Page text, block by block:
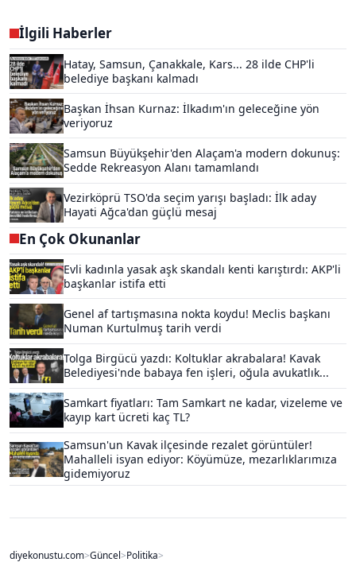
İlgili Haberler
Hatay, Samsun, Çanakkale, Kars... 28 ilde CHP'li
belediye başkanı kalmadı
Başkan İhsan Kurnaz: İlkadım'ın geleceğine yön
veriyoruz
Samsun Büyükşehir'den Alaçam'a modern dokunuş:
Sedde Rekreasyon Alanı tamamlandı
Vezirköprü TSO'da seçim yarışı başladı: İlk aday
Hayati Ağca'dan güçlü mesaj
En Çok Okunanlar
Evli kadınla yasak aşk skandalı kenti karıştırdı: AKP'li
başkanlar istifa etti
Genel af tartışmasına nokta koydu! Meclis başkanı
Numan Kurtulmuş tarih verdi
Tolga Birgücü yazdı: Koltuklar akrabalara! Kavak
Belediyesi'nde babaya fen işleri, oğula avukatlık...
Samkart fiyatları: Tam Samkart ne kadar, vizeleme ve
kayıp kart ücreti kaç TL?
Samsun'un Kavak ilçesinde rezalet görüntüler!
Mahalleli isyan ediyor: Köyümüze, mezarlıklarımıza
gidemiyoruz
diyekonustu.com>Güncel>Politika>